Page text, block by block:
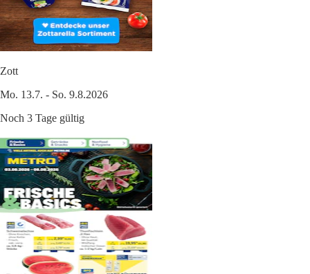
Zott
Mo. 13.7. - So. 9.8.2026
Noch 3 Tage gültig